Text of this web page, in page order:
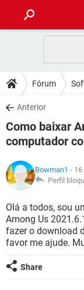
CELULAR
OUTLOOK
INSTAGRAM
GUIA DE COMPRAS
DICAS
JOGOS
OUTLOOK
GUIA DE COMPRAS
DOWNLOADS
JOGOS
CELULAR
OUTLOOK
INSTAGRAM
GUIA DE COMPRAS
CELULAR
INSTAGRAM
GUIA DE COMPRAS
GLOSSÁRIO
JOGOS
CELULAR
OUTLOOK
INSTAGRAM
GUIA DE COMPRAS
Fórum
Anterior
Como baixar
computador
Bowman1 - 16
Perfil
Olá a todos, sou
Among Us
fazer o download
favor me ajude.
Share